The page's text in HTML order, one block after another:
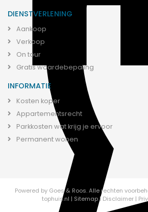
DIENSTVERLENING
Aankoop
Verkoop
On tour
Gratis waardebepaling
INFORMATIE
Kosten koper
Appartementsrecht
Parkkosten wat krijg je ervoor
Permanent wonen
Powered by Goes & Roos.Alle rechten
tophuis.nl | Sitemap | Disclaimer |